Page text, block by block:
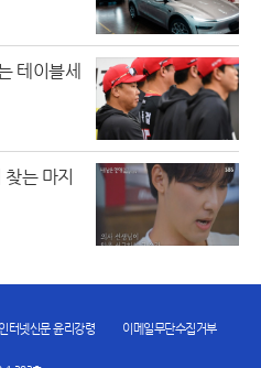
테이블세
는 마지
인터넷신문 윤리강령 이메일무단수집거부